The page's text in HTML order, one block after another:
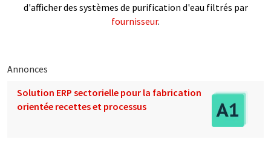
d'afficher des systèmes de purification d'eau filtrés par
fournisseur.
Annonces
Solution ERP sectorielle pour la fabrication
orientée recettes et processus